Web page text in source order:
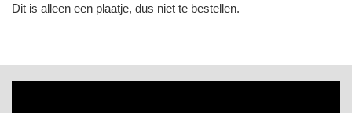
Dit is alleen een plaatje, dus niet te bestellen.